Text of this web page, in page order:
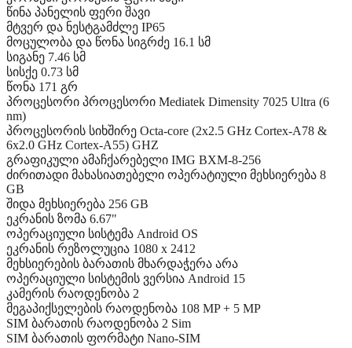
წინა პანელის ფერი შავი
მტვერ და ნესტგამძლე IP65
მოცულობა და წონა სიგრძე 16.1 სმ
სიგანე 7.46 სმ
სისქე 0.73 სმ
წონა 171 გრ
პროცესორი პროცესორი Mediatek Dimensity 7025 Ultra (6
nm)
პროცესორის სიხშირე Octa-core (2x2.5 GHz Cortex-A78 &
6x2.0 GHz Cortex-A55) GHZ
გრაფიკული ამაჩქარებელი IMG BXM-8-256
ძირითადი მახასიათებელი ოპერატიული მეხსიერება 8
GB
შიდა მეხსიერება 256 GB
ეკრანის ზომა 6.67"
ოპერაციული სისტემა Android OS
ეკრანის რეზოლუცია 1080 x 2412
მეხსიერების ბარათის მხარდაჭერა არა
ოპერაციული სისტემის ვერსია Android 15
კამერის რაოდენობა 2
მეგაპიქსელების რაოდენობა 108 MP + 5 MP
SIM ბარათის რაოდენობა 2 Sim
SIM ბარათის ფორმატი Nano-SIM